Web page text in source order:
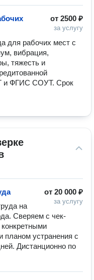
от 2500 ₽
за услугу
для рабочих мест с
вибрация,
тяжесть и
и ФГИС СОУТ. Срок
от 20 000 ₽
за услугу
на
Сверяем с чек-
устранения с
Дистанционно по